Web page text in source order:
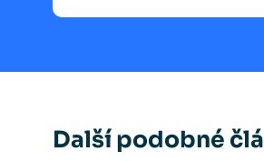
Další podobné